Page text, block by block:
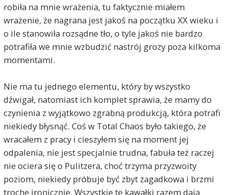
robiła na mnie wrażenia, tu faktycznie miałem
wrażenie, że nagrana jest jakoś na początku XX wieku i
o ile stanowiła rozsądne tło, o tyle jakoś nie bardzo
potrafiła we mnie wzbudzić nastrój grozy poza kilkoma
momentami.
Nie ma tu jednego elementu, który by wszystko
dźwigał, natomiast ich komplet sprawia, że mamy do
czynienia z wyjątkowo zgrabną produkcją, która potrafi
niekiedy błysnąć. Coś w Total Chaos było takiego, że
wracałem z pracy i cieszyłem się na moment jej
odpalenia, nie jest specjalnie trudna, fabuła też raczej
nie ociera się o Pulitzera, choć trzyma przyzwoity
poziom, niekiedy próbuje być zbyt zagadkowa i brzmi
trochę ironicznie. Wszystkie te kawałki razem dają